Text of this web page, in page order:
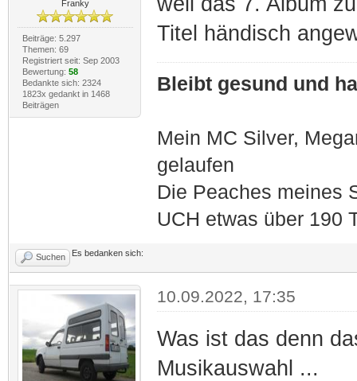
Franky
Beiträge: 5.297
Themen: 69
Registriert seit: Sep 2003
Bewertung: 58
Bedankte sich: 2324
1823x gedankt in 1468
Beiträgen
Titel händisch
Bleibt gesund und
Mein MC Silver,
gelaufen
Die Peaches meines
UCH etwas über 190
Suchen Es bedanken sich:
10.09.2022, 17:35
Was ist das denn
Musikauswahl ...